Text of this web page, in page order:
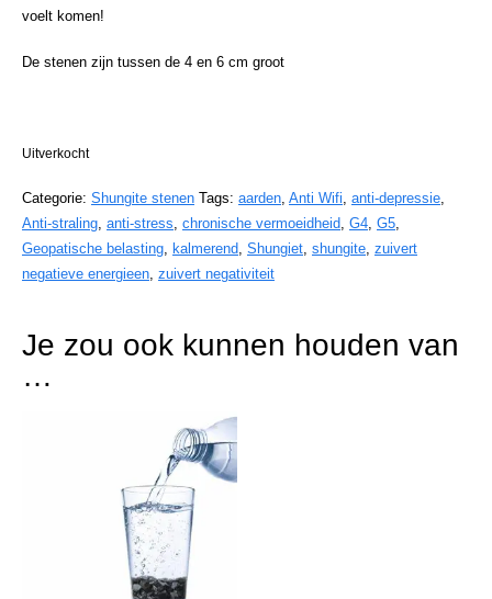
voelt komen!
De stenen zijn tussen de 4 en 6 cm groot
Uitverkocht
Categorie: Shungite stenen Tags: aarden, Anti Wifi, anti-depressie,
Anti-straling, anti-stress, chronische vermoeidheid, G4, G5,
Geopatische belasting, kalmerend, Shungiet, shungite, zuivert
negatieve energieen, zuivert negativiteit
Je zou ook kunnen houden van
…